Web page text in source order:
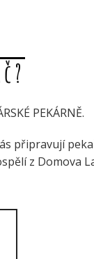
PEKÁRNĚ.
připravují
z Domova